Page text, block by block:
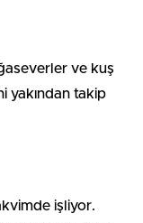
ve kuş
yakından takip
işliyor.